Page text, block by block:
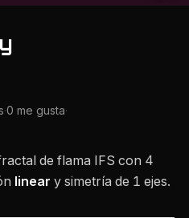
·0 me gusta·
de flama IFS con 4
linear y simetría de 1 ejes.